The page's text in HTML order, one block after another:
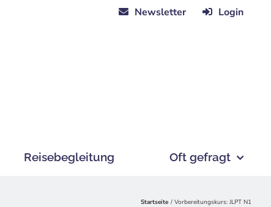
Newsletter Login
Reisebegleitung Oft gefragt
Startseite Vorbereitungskurs: JLPT N1